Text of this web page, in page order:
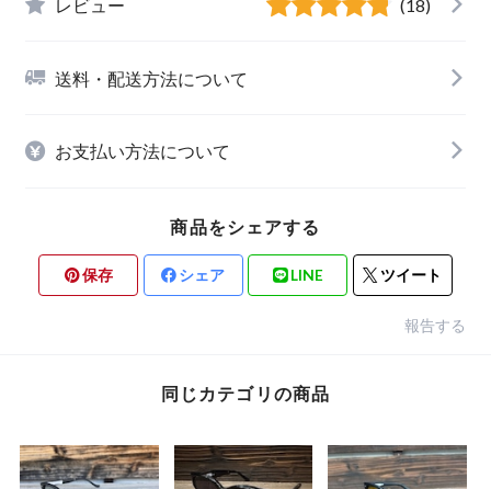
レビュー (18)
送料・配送方法について
お支払い方法について
商品をシェアする
保存 シェア LINE ツイート
報告する
同じカテゴリの商品